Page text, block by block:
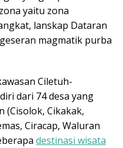
yaitu zona
lanskap Dataran
magmatik purba
Ciletuh-
dari 74 desa yang
(Cisolok, Cikakak,
Ciracap, Waluran
destinasi wisata